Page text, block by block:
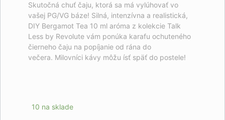
Skutočná chuť čaju, ktorá sa má vylúhovať vo
vašej PG/VG báze! Silná, intenzívna a realistická,
DIY Bergamot Tea 10 ml aróma z kolekcie Talk
Less by Revolute vám ponúka karafu ochuteného
čierneho čaju na popíjanie od rána do
večera. Milovníci kávy môžu ísť späť do postele!
10 na sklade